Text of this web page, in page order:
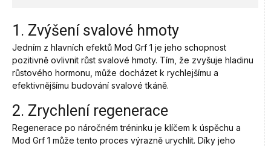
1. Zvýšení svalové hmoty
Jedním z hlavních efektů Mod Grf 1 je jeho schopnost
pozitivně ovlivnit růst svalové hmoty. Tím, že zvyšuje hladinu
růstového hormonu, může docházet k rychlejšímu a
efektivnějšímu budování svalové tkáně.
2. Zrychlení regenerace
Regenerace po náročném tréninku je klíčem k úspěchu a
Mod Grf 1 může tento proces výrazně urychlit. Díky jeho